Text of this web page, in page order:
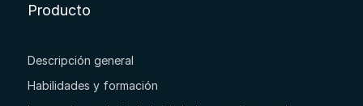
Producto
Descripción general
Habilidades y formación